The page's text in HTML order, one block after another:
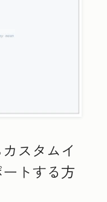
スタムイ
トする方